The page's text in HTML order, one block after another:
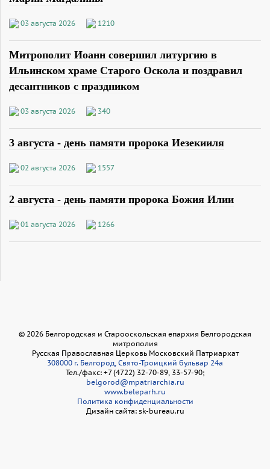
03 августа 2026 1210
Митрополит Иоанн совершил литургию в
Ильинском храме Старого Оскола и поздравил
десантников с праздником
03 августа 2026 340
3 августа - день памяти пророка Иезекииля
02 августа 2026 1557
2 августа - день памяти пророка Божия Илии
01 августа 2026 1266
© 2026 Белгородская и Старооскольская епархия Белгородская
митрополия
Русская Православная Церковь Московский Патриархат
308000 г. Белгород, Свято-Троицкий бульвар 24а
Тел./факс: +7 (4722) 32-70-89, 33-57-90;
belgorod@mpatriarchia.ru
www.beleparh.ru
Политика конфиденциальности
Дизайн сайта: sk-bureau.ru